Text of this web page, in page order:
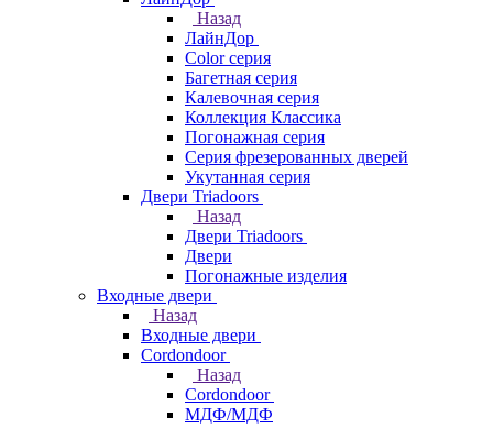
Назад
ЛайнДор
Color серия
Багетная серия
Калевочная серия
Коллекция Классика
Погонажная серия
Серия фрезерованных дверей
Укутанная серия
Двери Triadoors
Назад
Двери Triadoors
Двери
Погонажные изделия
Входные двери
Назад
Входные двери
Cordondoor
Назад
Cordondoor
МДФ/МДФ